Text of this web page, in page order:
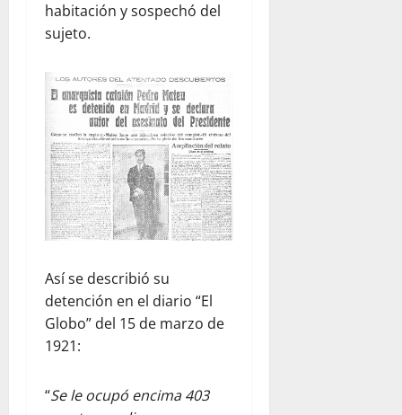
habitación y sospechó del
sujeto.
Así se describió su
detención en el diario “El
Globo” del 15 de marzo de
1921:
“Se le ocupó encima 403